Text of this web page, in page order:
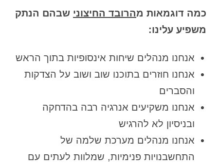
כמה דוגמאות מהרובד החיצוני שבהם הנתק
משפיע עלינו:
אנחנו מנהלים שיחות אינסופיות בתוך הראש
אנחנו חוזרים בתוכנו שוב ושוב על הצדקות
והסברים
אנחנו משקיעים אנרגיה רבה בהדחקה
ובניסיון לא להרגיש
אנחנו מנהלים מערכת שלמה של
התחשבנויות פנימיות, שמלוות לעתים עם